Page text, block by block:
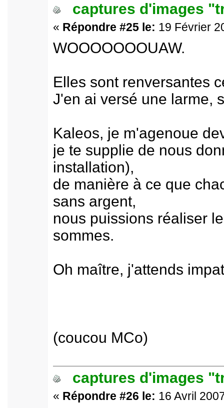
captures d'images
« Répondre #25 le: 19 Février
WOOOOOOOUAW.
Elles sont renversantes
J'en ai versé une larme,
Kaleos, je m'agenoue
je te supplie de nous
installation),
de manière à ce que
sans argent,
nous puissions réaliser
sommes.
Oh maître, j'attends
(coucou MCo)
captures d'images
« Répondre #26 le: 16 Avril